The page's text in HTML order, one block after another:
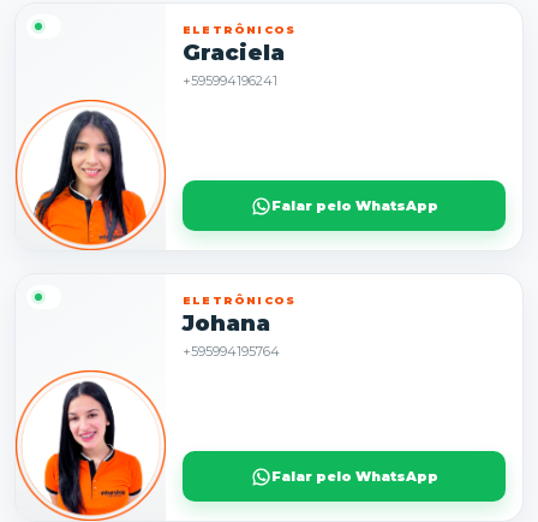
ELETRÔNICOS
Graciela
+595994196241
Falar pelo WhatsApp
ELETRÔNICOS
Johana
+595994195764
Falar pelo WhatsApp